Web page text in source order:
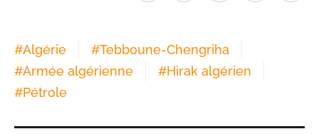
#Algérie #Tebboune-Chengriha
#Armée algérienne #Hirak algérien
#Pétrole